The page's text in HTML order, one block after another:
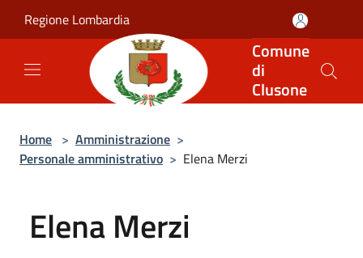
Regione Lombardia
Comune
di
Clusone
Home > Amministrazione >
Personale amministrativo > Elena Merzi
Elena Merzi